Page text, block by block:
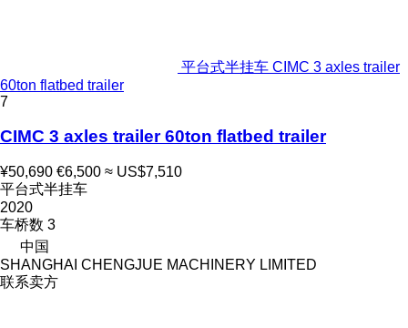
平台式半挂车 CIMC 3 axles trailer
60ton flatbed trailer
7
CIMC 3 axles trailer 60ton flatbed trailer
¥50,690 €6,500 ≈ US$7,510
平台式半挂车
2020
车桥数 3
中国
SHANGHAI CHENGJUE MACHINERY LIMITED
联系卖方